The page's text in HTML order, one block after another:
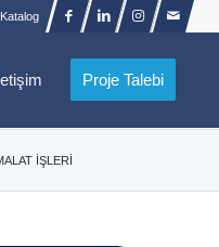
Proje Talebi
İŞLERİ